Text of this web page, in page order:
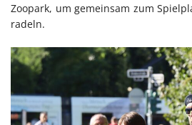
Zoopark, um gemeinsam zum
radeln.